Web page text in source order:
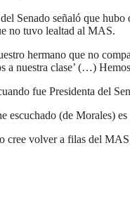
Senado señaló que
no tuvo lealtad al MAS.
hermano que no
a nuestra clase’ (…)
fue Presidenta del
escuchado (de Morales)
cree volver a filas del